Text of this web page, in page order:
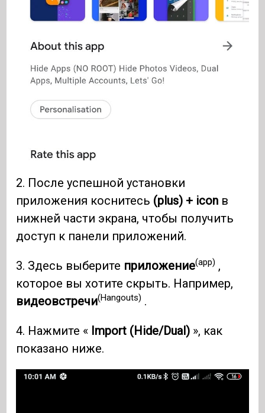
2. После успешной установки
приложения коснитесь (plus) + icon в
нижней части экрана, чтобы получить
доступ к панели приложений.
3. Здесь выберите приложение(app) ,
которое вы хотите скрыть. Например,
видеовстречи(Hangouts) .
4. Нажмите « Import (Hide/Dual) », как
показано ниже.